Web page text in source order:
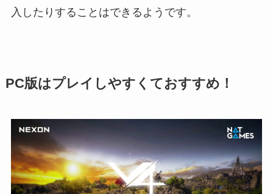
入したりすることはできるようです。
PC版はプレイしやすくておすすめ！